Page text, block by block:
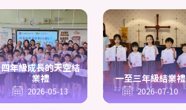
四年級成長的天空結
業禮
2026-05-13
一至三年級結業禮
2026-07-10